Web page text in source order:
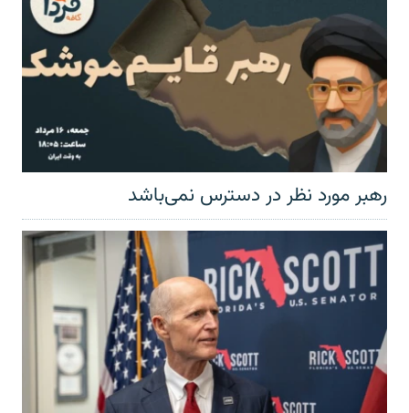
رهبر مورد نظر در دسترس نمی‌باشد